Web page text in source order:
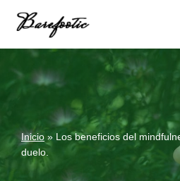
Saltar
Inicio» Los beneficios del
duelo.